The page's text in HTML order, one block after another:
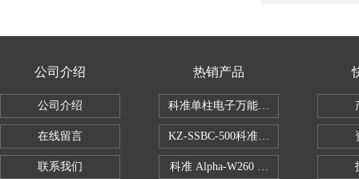
公司介绍
公司介绍
在线留言
联系我们
热销产品
科准单柱电子万能拉力机KZ-SSBC-500
KZ-SSBC-500科准单柱电子万能试验
科准 Alpha-W260 半导体全自动推拉